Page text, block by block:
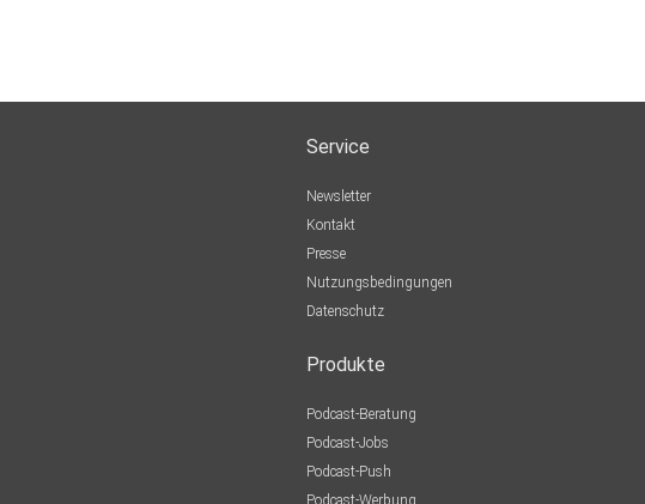
Service
Newsletter
Kontakt
Presse
Nutzungsbedingungen
Datenschutz
Produkte
Podcast-Beratung
Podcast-Jobs
Podcast-Push
Podcast-Werbung